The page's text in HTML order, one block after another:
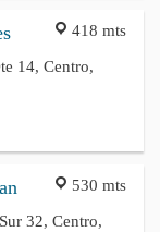
418 mts
14, Centro,
530 mts
32, Centro,